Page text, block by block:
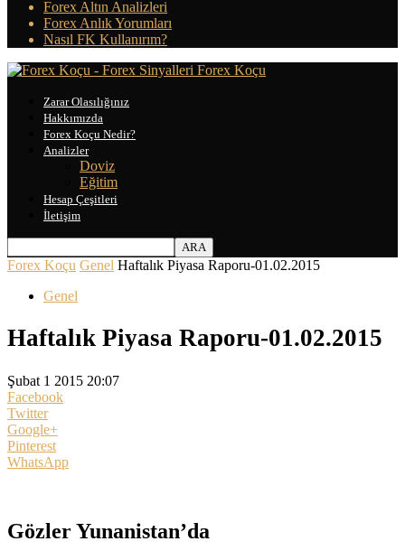
Forex Altın Analizleri
Forex Anlık Yorumları
Nasıl FK Kullanırım?
Forex Koçu
Zarar Olasılığınız
Hakkımızda
Forex Koçu Nedir?
Analizler
Doviz
Eğitim
Hesap Çeşitleri
İletişim
Forex Koçu Genel Haftalık Piyasa Raporu-01.02.2015
Genel
Haftalık Piyasa Raporu-01.02.2015
Şubat 1 2015 20:07
Facebook
Twitter
Google+
Pinterest
WhatsApp
Gözler Yunanistan’da